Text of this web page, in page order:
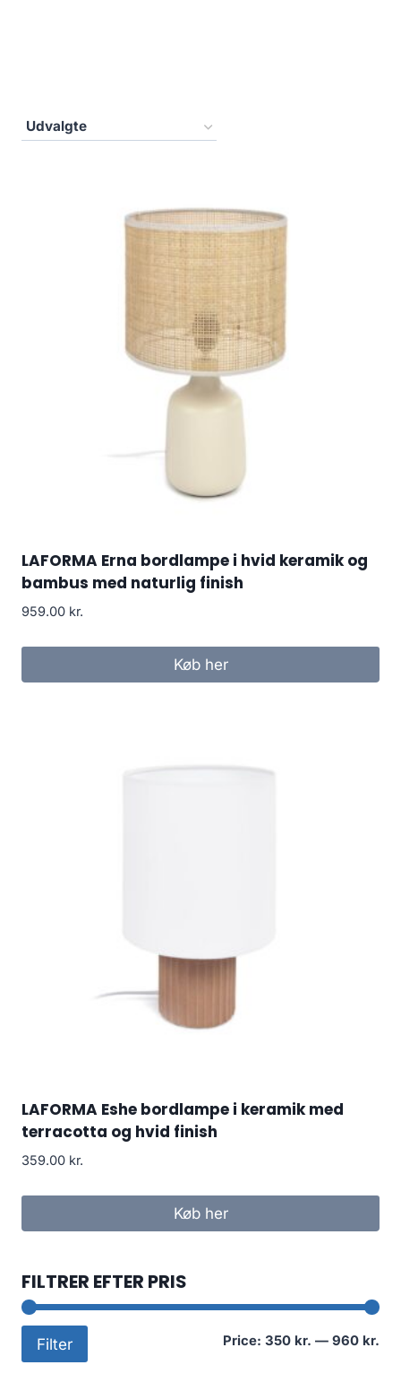
LAFORMA Erna bordlampe i hvid keramik og
bambus med naturlig finish
959.00 kr.
Køb her
LAFORMA Eshe bordlampe i keramik med
terracotta og hvid finish
359.00 kr.
Køb her
FILTRER EFTER PRIS
Filter Price: 350 kr. — 960 kr.